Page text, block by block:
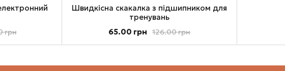
грн
Швидкісна скакалка з підшипником для
тренувань
126.00 грн
65.00 грн